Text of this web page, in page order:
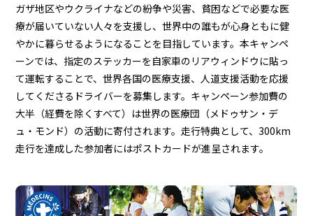
ガザ地区やウクライナなどの紛争や災害、貧困などで必要な医
療が届いていない人々を支援し、世界中の誰もが心身ともに健
やかに暮らせるようになることを目指しています。本キャンペ
ーンでは、指定のステッカーを自家車のリアウィンドウに貼っ
て運転することで、世界各国の医療支援、人道支援活動を応援
してくださるドライバーを募集します。キャンペーン参加費の
大半（経費を除くすべて）は世界の医療団（メドゥサン・デ
ュ・モンド）の活動に寄付されます。走行特典として、300km
走行を達成した参加者にはポストカードが進呈されます。